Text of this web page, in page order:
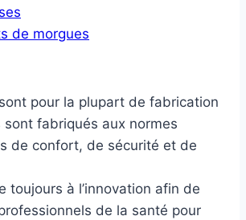
de morgues
pour la plupart de fabrication
sont fabriqués aux normes
de confort, de sécurité et de
toujours à l’innovation afin de
de la santé pour